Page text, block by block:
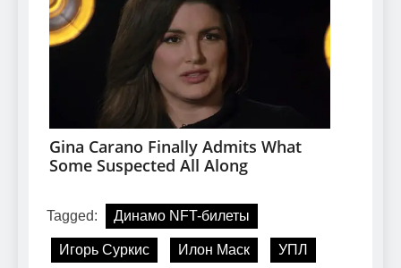
Tagged: Динамо NFT-билеты
Игорь Суркис Илон Маск УПЛ